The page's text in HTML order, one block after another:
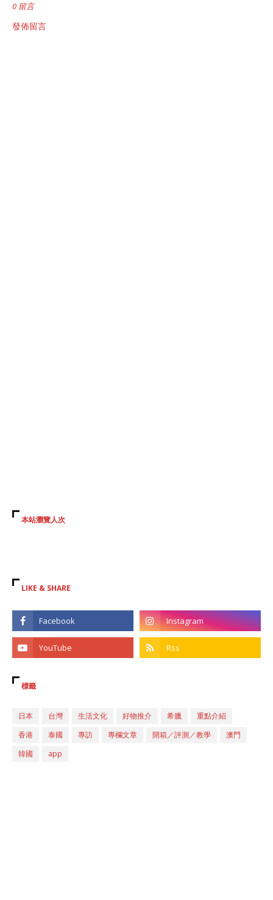
0 留言
發佈留言
本站瀏覽人次
LIKE & SHARE
標籤
日本 台灣 生活文化 好物推介 希臘
重點介紹
香港
泰國 專訪 專欄文章 開箱／評測／教學
澳門
韓國
app